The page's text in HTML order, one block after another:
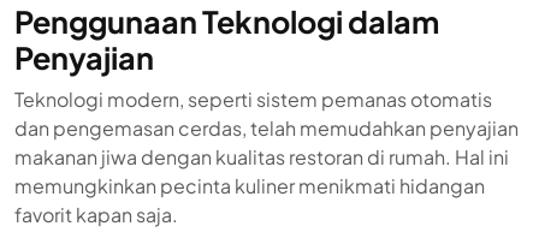
Penggunaan Teknologi dalam
Penyajian
Teknologi modern, seperti sistem pemanas otomatis
dan pengemasan cerdas, telah memudahkan penyajian
makanan jiwa dengan kualitas restoran di rumah. Hal ini
memungkinkan pecinta kuliner menikmati hidangan
favorit kapan saja.